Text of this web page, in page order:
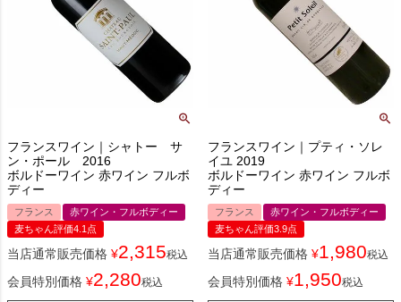
フランスワイン｜シャトー サ
ン・ポール 2016
ボルドーワイン 赤ワイン フルボ
ディー
フランス
赤ワイン・フルボディー
麦ちゃん評価4.1点
当店通常販売価格 ¥2,315税込
会員特別価格 ¥2,280税込
フランスワイン｜プティ・ソレ
イユ 2019
ボルドーワイン 赤ワイン フルボ
ディー
フランス
赤ワイン・フルボディー
麦ちゃん評価3.9点
当店通常販売価格 ¥1,980税込
会員特別価格 ¥1,950税込